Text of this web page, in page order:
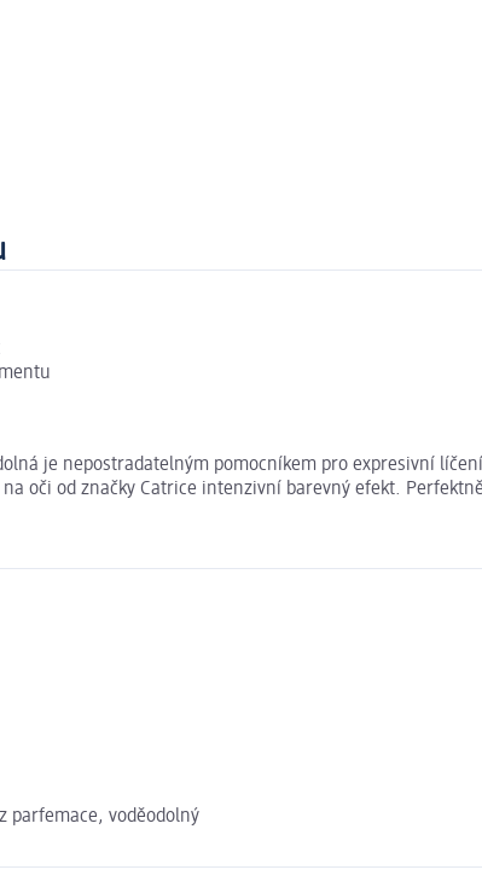
je nepostradatelným pomocníkem pro expresivní
oči od značky Catrice intenzivní barevný efekt.
parfemace, voděodolný